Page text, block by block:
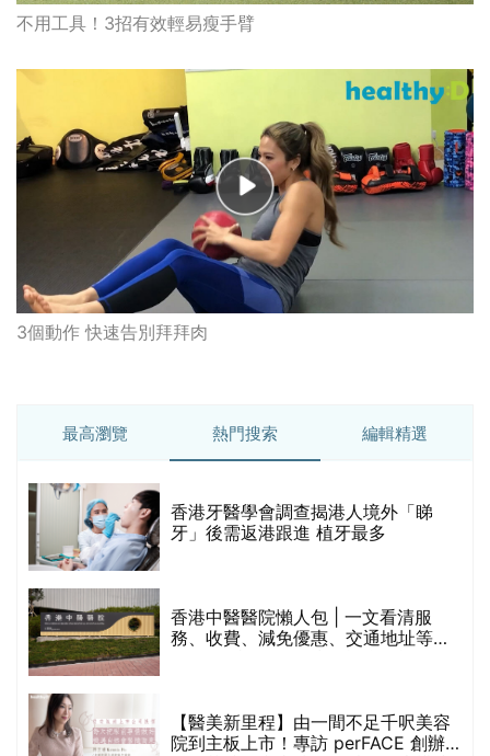
不用工具！3招有效輕易瘦手臂
3個動作 快速告別拜拜肉
最高瀏覽 熱門搜索 編輯精選
香港牙醫學會調查揭港人境外「睇
牙」後需返港跟進 植牙最多
香港中醫醫院懶人包 | 一文看清服
務、收費、減免優惠、交通地址等
【醫美新里程】由一間不足千呎美容
院到主板上市！專訪 perFACE 創辦